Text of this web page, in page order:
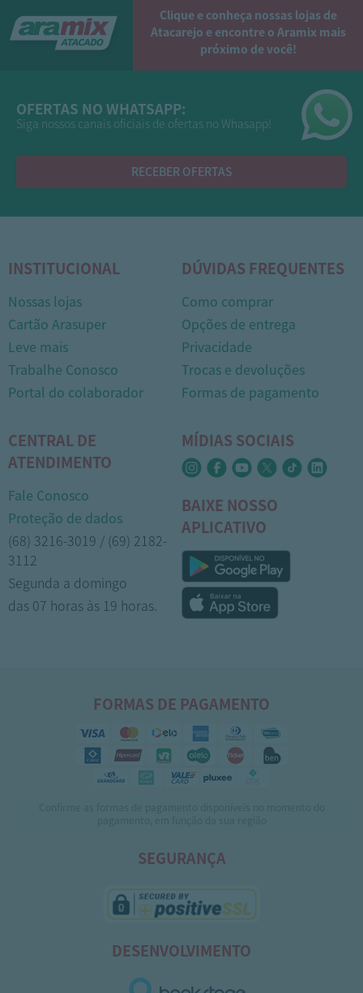
Clique e conheça nossas lojas de
Atacarejo e encontre o Aramix mais
próximo de você!
OFERTAS NO WHATSAPP:
Siga nossos canais oficiais de ofertas no Whasapp!
RECEBER OFERTAS
INSTITUCIONAL
Nossas lojas
Cartão Arasuper
Leve mais
Trabalhe Conosco
Portal do colaborador
DÚVIDAS FREQUENTES
Como comprar
Opções de entrega
Privacidade
Trocas e devoluções
Formas de pagamento
CENTRAL DE
ATENDIMENTO
Fale Conosco
Proteção de dados
(68) 3216-3019 / (69) 2182-
3112
Segunda a domingo
das 07 horas às 19 horas.
MÍDIAS SOCIAIS
BAIXE NOSSO
APLICATIVO
FORMAS DE PAGAMENTO
SEGURANÇA
DESENVOLVIMENTO